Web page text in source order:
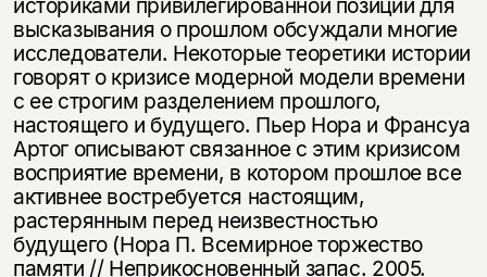
высказывания о прошлом обсуждали многие
исследователи. Некоторые теоретики истории
говорят о кризисе модерной модели времени
с ее строгим разделением прошлого,
настоящего и будущего. Пьер Нора и Франсуа
Артог описывают связанное с этим кризисом
восприятие времени, в котором прошлое все
активнее востребуется настоящим,
растерянным перед неизвестностью
будущего (Нора П. Всемирное торжество
памяти // Неприкосновенный запас. 2005.